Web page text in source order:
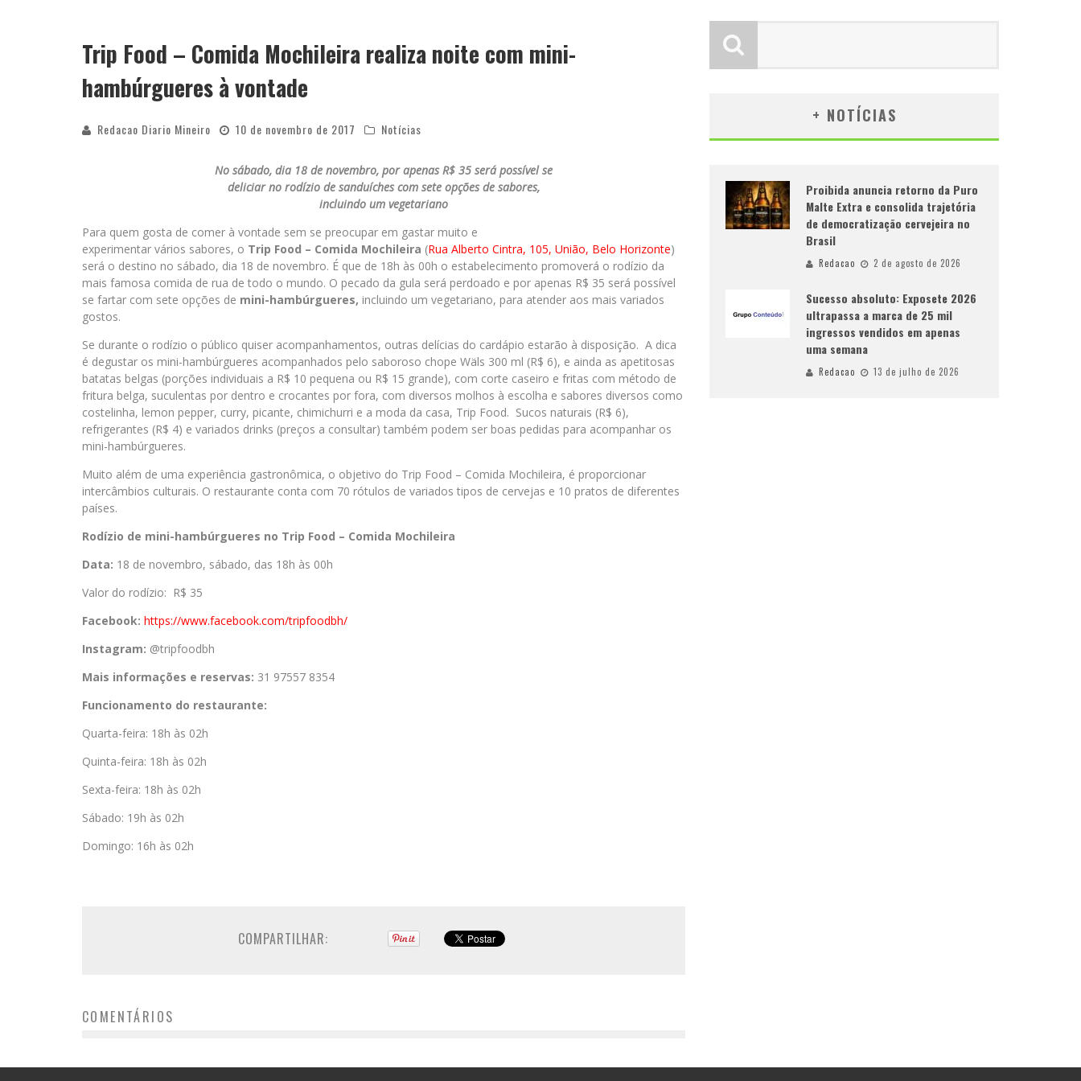
PROIBIDA ANUNCIA RETORNO DA PURO MALTE EXTRA E CONSOLIDA TRAJETÓRIA DE DEMOCRATIZAÇÃO CERVEJEIRA NO BRASIL
Trip Food – Comida Mochileira realiza noite com mini-
hambúrgueres à vontade
Redacao Diario Mineiro 10 de novembro de 2017 Notícias
No sábado, dia 18 de novembro, por apenas R$ 35 será possível se
deliciar no rodízio de sanduíches com sete opções de sabores,
incluindo um vegetariano
Para quem gosta de comer à vontade sem se preocupar em gastar muito e
experimentar vários sabores, o Trip Food – Comida Mochileira (Rua Alberto Cintra, 105, União, Belo Horizonte)
será o destino no sábado, dia 18 de novembro. É que de 18h às 00h o estabelecimento promoverá o rodízio da
mais famosa comida de rua de todo o mundo. O pecado da gula será perdoado e por apenas R$ 35 será possível
se fartar com sete opções de mini-hambúrgueres, incluindo um vegetariano, para atender aos mais variados
gostos.
Se durante o rodízio o público quiser acompanhamentos, outras delícias do cardápio estarão à disposição. A dica
é degustar os mini-hambúrgueres acompanhados pelo saboroso chope Wäls 300 ml (R$ 6), e ainda as apetitosas
batatas belgas (porções individuais a R$ 10 pequena ou R$ 15 grande), com corte caseiro e fritas com método de
fritura belga, suculentas por dentro e crocantes por fora, com diversos molhos à escolha e sabores diversos como
costelinha, lemon pepper, curry, picante, chimichurri e a moda da casa, Trip Food. Sucos naturais (R$ 6),
refrigerantes (R$ 4) e variados drinks (preços a consultar) também podem ser boas pedidas para acompanhar os
mini-hambúrgueres.
Muito além de uma experiência gastronômica, o objetivo do Trip Food – Comida Mochileira, é proporcionar
intercâmbios culturais. O restaurante conta com 70 rótulos de variados tipos de cervejas e 10 pratos de diferentes
países.
Rodízio de mini-hambúrgueres no Trip Food – Comida Mochileira
Data: 18 de novembro, sábado, das 18h às 00h
Valor do rodízio: R$ 35
Facebook: https://www.facebook.com/tripfoodbh/
Instagram: @tripfoodbh
Mais informações e reservas: 31 97557 8354
Funcionamento do restaurante:
Quarta-feira: 18h às 02h
Quinta-feira: 18h às 02h
Sexta-feira: 18h às 02h
Sábado: 19h às 02h
Domingo: 16h às 02h
COMPARTILHAR:
COMENTÁRIOS
+ NOTÍCIAS
Proibida anuncia retorno da Puro
Malte Extra e consolida trajetória
de democratização cervejeira no
Brasil
Redacao 2 de agosto de 2026
Sucesso absoluto: Exposete 2026
ultrapassa a marca de 25 mil
ingressos vendidos em apenas
uma semana
Redacao 13 de julho de 2026